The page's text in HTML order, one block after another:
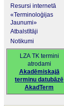
Resursi internetā
«Terminoloģijas
Jaunumi»
Atbalstītāji
Notikumi
LZA TK termini
atrodami
Akadēmiskajā
terminu datubāzē
AkadTerm